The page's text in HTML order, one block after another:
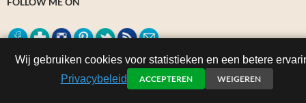
Wij gebruiken cookies voor statistieken en een betere
Privacybeleid
ACCEPTEREN WEIGEREN